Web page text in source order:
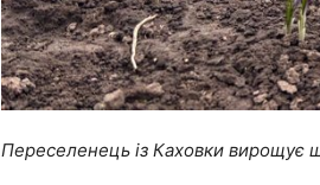
Переселенець із Каховки вирощує